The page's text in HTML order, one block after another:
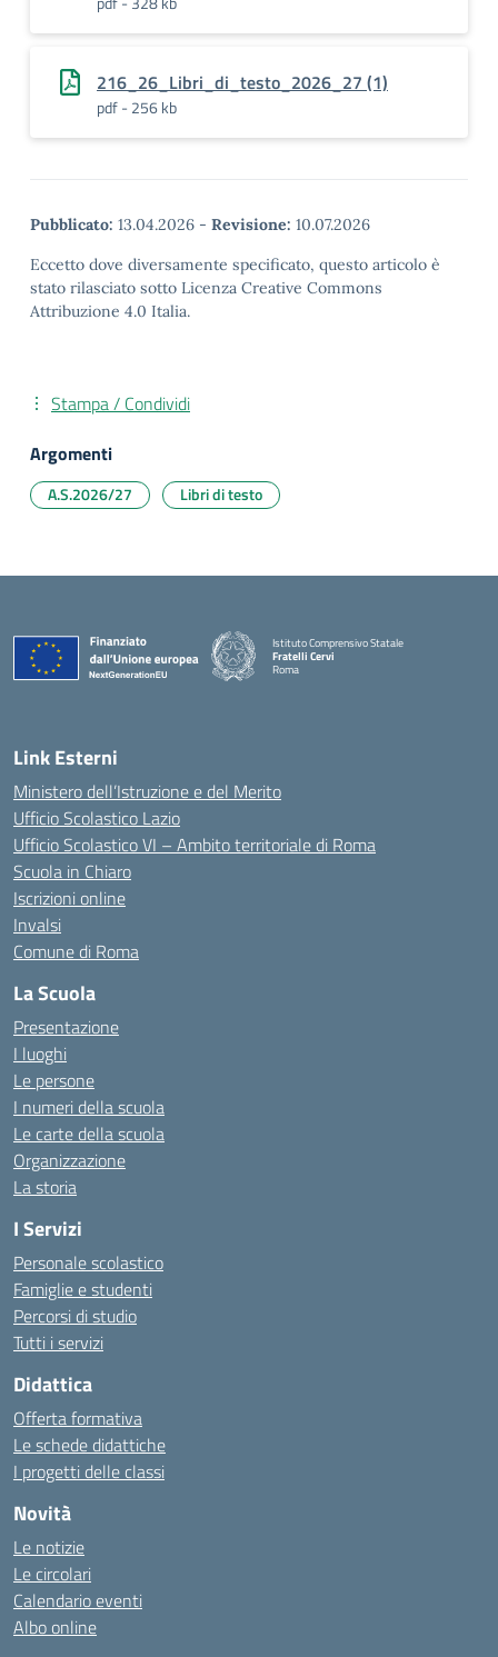
216_26_Libri_di_testo_2026_27 (1)
pdf - 256 kb
Pubblicato: 13.04.2026 - Revisione: 10.07.2026
Eccetto dove diversamente specificato, questo articolo è
stato rilasciato sotto Licenza Creative Commons
Attribuzione 4.0 Italia.
Stampa / Condividi
Argomenti
A.S.2026/27 Libri di testo
Istituto Comprensivo Statale
Fratelli Cervi
Roma
Link Esterni
Ministero dell’Istruzione e del Merito
Ufficio Scolastico Lazio
Ufficio Scolastico VI – Ambito territoriale di Roma
Scuola in Chiaro
Iscrizioni online
Invalsi
Comune di Roma
La Scuola
Presentazione
I luoghi
Le persone
I numeri della scuola
Le carte della scuola
Organizzazione
La storia
I Servizi
Personale scolastico
Famiglie e studenti
Percorsi di studio
Tutti i servizi
Didattica
Offerta formativa
Le schede didattiche
I progetti delle classi
Novità
Le notizie
Le circolari
Calendario eventi
Albo online